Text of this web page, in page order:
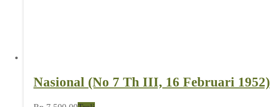
Nasional (No 7 Th III, 16 Februari 1952)